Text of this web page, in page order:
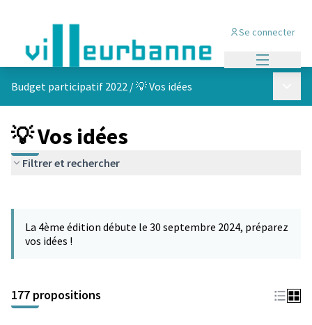
Se connecter
Budget participatif 2022 /💡 Vos idées
💡 Vos idées
Filtrer et rechercher
−
La 4ème édition débute le 30 septembre 2024, préparez
vos idées !
177 propositions